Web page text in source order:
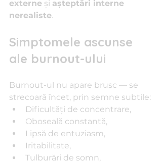
externe și așteptări interne
nerealiste.
Simptomele ascunse
ale burnout-ului
Burnout-ul nu apare brusc — se
strecoară încet, prin semne subtile:
Dificultăți de concentrare,
Oboseală constantă,
Lipsă de entuziasm,
Iritabilitate,
Tulburări de somn,